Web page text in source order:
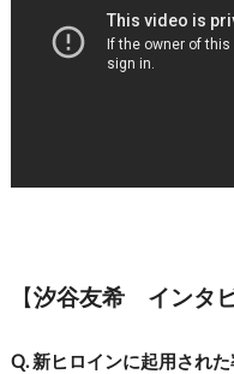
【汐谷友希 インタ
Q. 新ヒロインに起用され